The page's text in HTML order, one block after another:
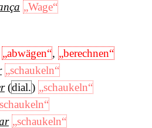
„Wage“
„abwägen“, „berechnen“
„schaukeln“
(dial.) „schaukeln“
„schaukeln“